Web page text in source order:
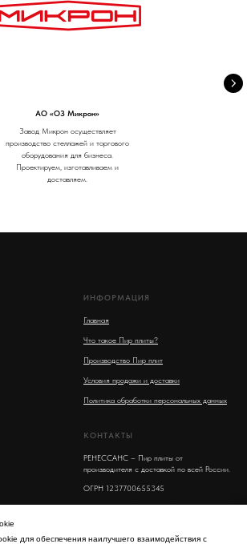
АО «ОЗ Микрон»
Завод Микрон осуществляет
производство стеллажей и торгового
оборудования для бизнеса.
Проектируем, изготавливаем и
доставляем.
ИНФОРМАЦИЯ
Главная
Что такое Пир плиты?
Производство Пир плит
Условия продажи и доставки
Политика обработки персональных данных
КОНТАКТЫ
РЕНЕССАНС – Пир плиты от
производителя с доставкой по всей России.
ОГРН 1237700655345
Московская область, Люберцы, улица 8
info@plitapir.ru
для обеспечения наилучшего взаимодействия с